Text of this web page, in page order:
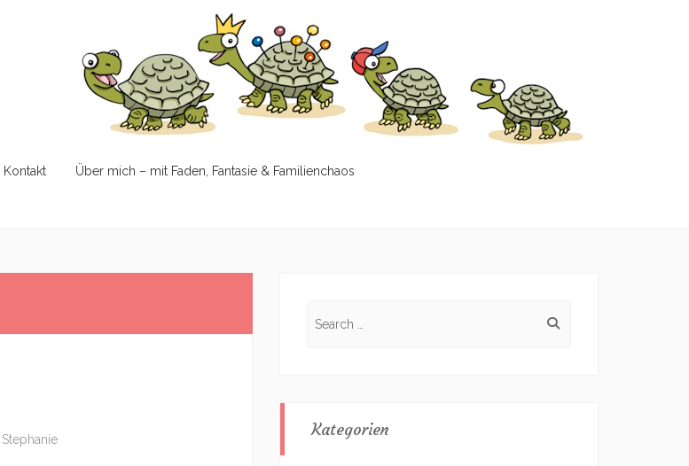
Kontakt Über mich – mit Faden, Fantasie & Familienchaos
Stephanie Kategorien